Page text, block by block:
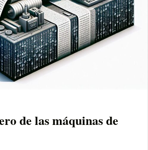
de las máquinas de